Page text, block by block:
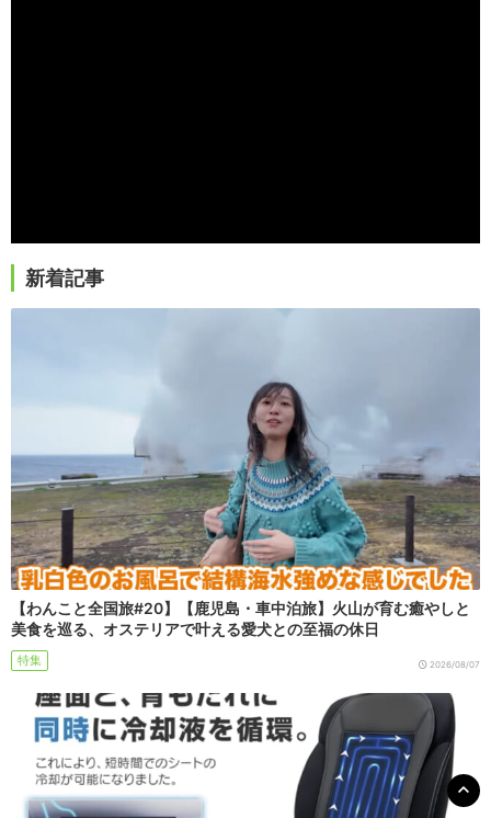
新着記事
【わんこと全国旅#20】【鹿児島・車中泊旅】火山が育む癒やしと
美食を巡る、オステリアで叶える愛犬との至福の休日
特集 2026/08/07